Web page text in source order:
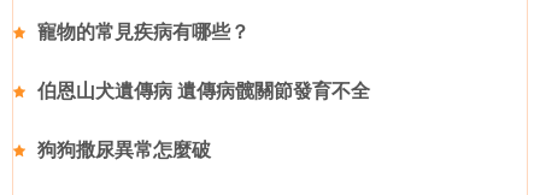
寵物的常見疾病有哪些？
伯恩山犬遺傳病 遺傳病髋關節發育不全
狗狗撒尿異常怎麼破